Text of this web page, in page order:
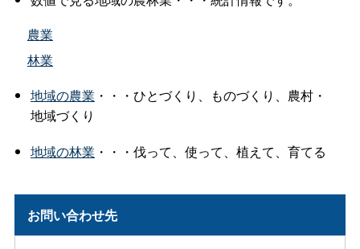
農業
林業
地域の農業 ・・・ひとづくり、ものづくり、農村・
地域づくり
地域の林業 ・・・伐って、使って、植えて、育てる
お問い合わせ先